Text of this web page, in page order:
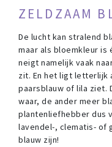
ZELDZAAM
De lucht kan stralend
maar als bloemkleur is
neigt namelijk vaak
zit. En het ligt letterlijk
paarsblauw of lila ziet.
waar, de ander meer
plantenliefhebber dus
lavendel-, clematis- of
blauw zijn!